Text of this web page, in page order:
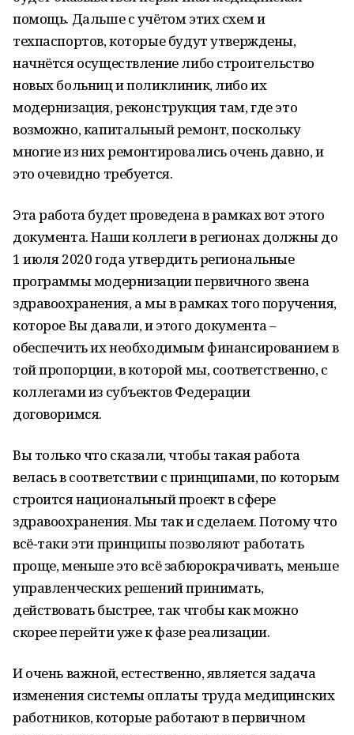
помощь. Дальше с учётом этих схем и
техпаспортов, которые будут утверждены,
начнётся осуществление либо строительство
новых больниц и поликлиник, либо их
модернизация, реконструкция там, где это
возможно, капитальный ремонт, поскольку
многие из них ремонтировались очень давно, и
это очевидно требуется.
Эта работа будет проведена в рамках вот этого
документа. Наши коллеги в регионах должны до
1 июля 2020 года утвердить региональные
программы модернизации первичного звена
здравоохранения, а мы в рамках того поручения,
которое Вы давали, и этого документа –
обеспечить их необходимым финансированием в
той пропорции, в которой мы, соответственно, с
коллегами из субъектов Федерации
договоримся.
Вы только что сказали, чтобы такая работа
велась в соответствии с принципами, по которым
строится национальный проект в сфере
здравоохранения. Мы так и сделаем. Потому что
всё‑таки эти принципы позволяют работать
проще, меньше это всё забюрокрачивать, меньше
управленческих решений принимать,
действовать быстрее, так чтобы как можно
скорее перейти уже к фазе реализации.
И очень важной, естественно, является задача
изменения системы оплаты труда медицинских
работников, которые работают в первичном